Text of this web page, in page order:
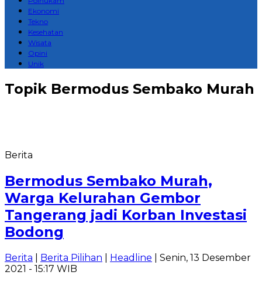
Ekonomi
Tekno
Kesehatan
Wisata
Opini
Unik
Topik Bermodus Sembako Murah
Berita
Bermodus Sembako Murah,
Warga Kelurahan Gembor
Tangerang jadi Korban Investasi
Bodong
Berita Berita Pilihan Headline | Senin, 13 Desember
2021 - 15:17 WIB